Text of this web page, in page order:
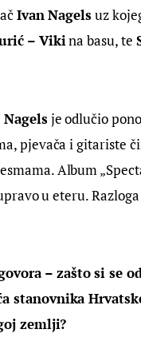
Ivan Nagels uz
– Viki na basu, te
je odlučio
pjevača i gitariste
Album
u eteru.
– zašto si se
stanovnika
zemlji?